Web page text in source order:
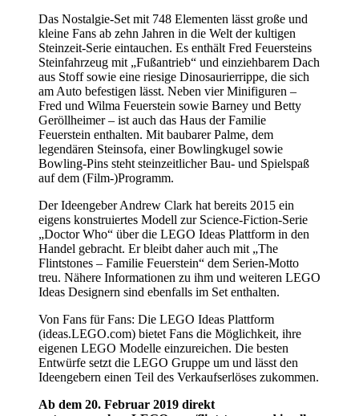
Das Nostalgie-Set mit 748 Elementen lässt große und
kleine Fans ab zehn Jahren in die Welt der kultigen
Steinzeit-Serie eintauchen. Es enthält Fred Feuersteins
Steinfahrzeug mit „Fußantrieb“ und einziehbarem Dach
aus Stoff sowie eine riesige Dinosaurierrippe, die sich
am Auto befestigen lässt. Neben vier Minifiguren –
Fred und Wilma Feuerstein sowie Barney und Betty
Geröllheimer – ist auch das Haus der Familie
Feuerstein enthalten. Mit baubarer Palme, dem
legendären Steinsofa, einer Bowlingkugel sowie
Bowling-Pins steht steinzeitlicher Bau- und Spielspaß
auf dem (Film-)Programm.
Der Ideengeber Andrew Clark hat bereits 2015 ein
eigens konstruiertes Modell zur Science-Fiction-Serie
„Doctor Who“ über die LEGO Ideas Plattform in den
Handel gebracht. Er bleibt daher auch mit „The
Flintstones – Familie Feuerstein“ dem Serien-Motto
treu. Nähere Informationen zu ihm und weiteren LEGO
Ideas Designern sind ebenfalls im Set enthalten.
Von Fans für Fans: Die LEGO Ideas Plattform
(ideas.LEGO.com) bietet Fans die Möglichkeit, ihre
eigenen LEGO Modelle einzureichen. Die besten
Entwürfe setzt die LEGO Gruppe um und lässt den
Ideengebern einen Teil des Verkaufserlöses zukommen.
Ab dem 20. Februar 2019 direkt